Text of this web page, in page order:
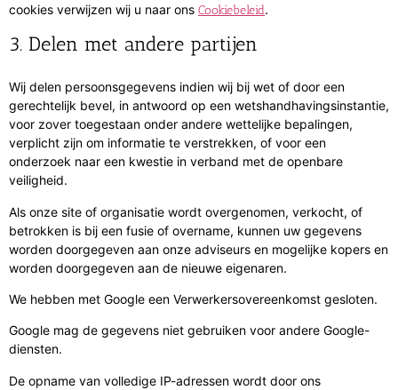
cookies verwijzen wij u naar ons Cookiebeleid.
3. Delen met andere partijen
Wij delen persoonsgegevens indien wij bij wet of door een
gerechtelijk bevel, in antwoord op een wetshandhavingsinstantie,
voor zover toegestaan onder andere wettelijke bepalingen,
verplicht zijn om informatie te verstrekken, of voor een
onderzoek naar een kwestie in verband met de openbare
veiligheid.
Als onze site of organisatie wordt overgenomen, verkocht, of
betrokken is bij een fusie of overname, kunnen uw gegevens
worden doorgegeven aan onze adviseurs en mogelijke kopers en
worden doorgegeven aan de nieuwe eigenaren.
We hebben met Google een Verwerkersovereenkomst gesloten.
Google mag de gegevens niet gebruiken voor andere Google-
diensten.
De opname van volledige IP-adressen wordt door ons